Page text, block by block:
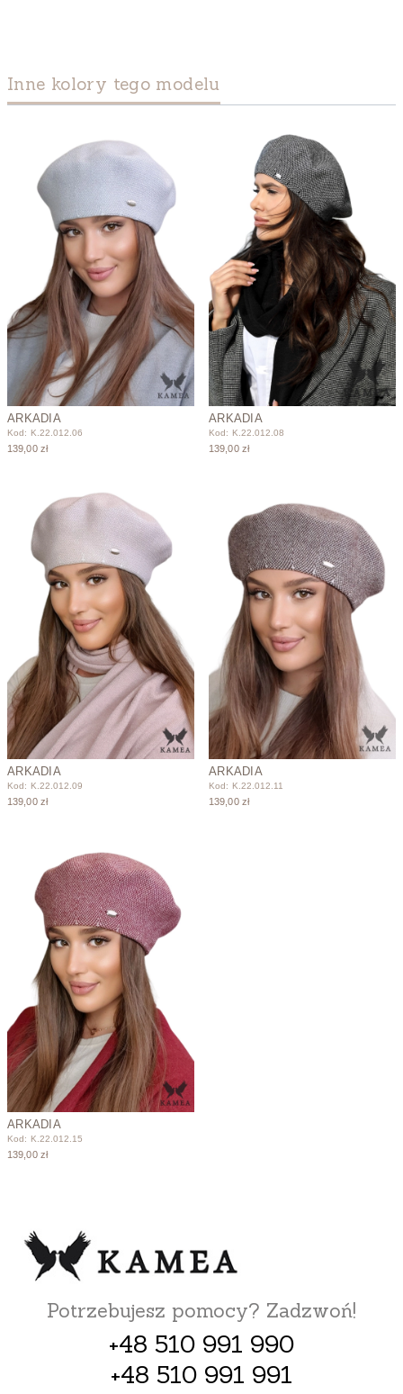
Inne kolory tego modelu
ARKADIA
Kod: K.22.012.06
139,00 zł
ARKADIA
Kod: K.22.012.08
139,00 zł
ARKADIA
Kod: K.22.012.09
139,00 zł
ARKADIA
Kod: K.22.012.11
139,00 zł
ARKADIA
Kod: K.22.012.15
139,00 zł
Potrzebujesz pomocy? Zadzwoń!
+48 510 991 990
+48 510 991 991